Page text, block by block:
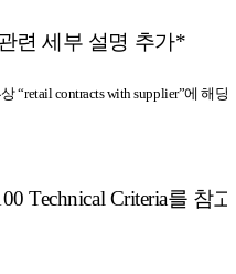
련 세부 설명 추가*
“retail contracts with supplier”에 해당
Technical Criteria를 참고